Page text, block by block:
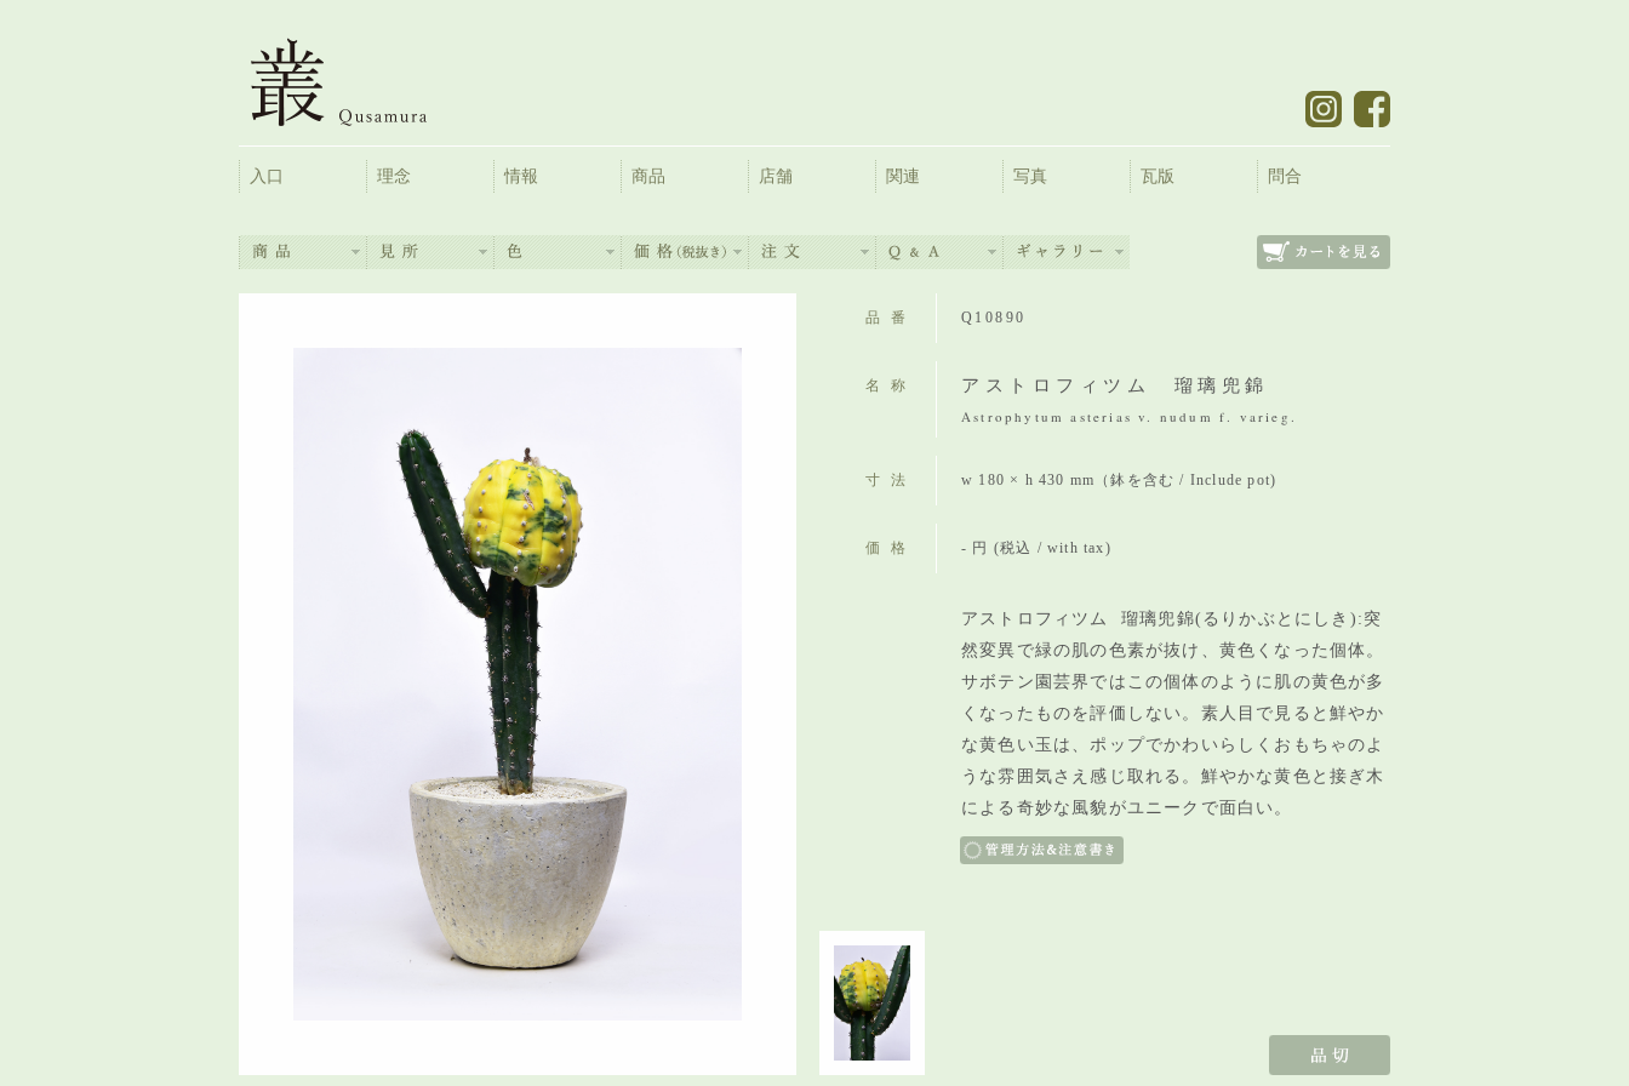
入口 理念 情報 商品 店舗 関連 写真 瓦版 問合
品番 Q10890
名称 アストロフィツム 瑠璃兜錦
Astrophytum asterias v. nudum f. varieg.
寸法 w 180 × h 430 mm（鉢を含む / Include pot)
価格 - 円 (税込 / with tax)
アストロフィツム 瑠璃兜錦(るりかぶとにしき):突
然変異で緑の肌の色素が抜け、黄色くなった個体。
サボテン園芸界ではこの個体のように肌の黄色が多
くなったものを評価しない。素人目で見ると鮮やか
な黄色い玉は、ポップでかわいらしくおもちゃのよ
うな雰囲気さえ感じ取れる。鮮やかな黄色と接ぎ木
による奇妙な風貌がユニークで面白い。